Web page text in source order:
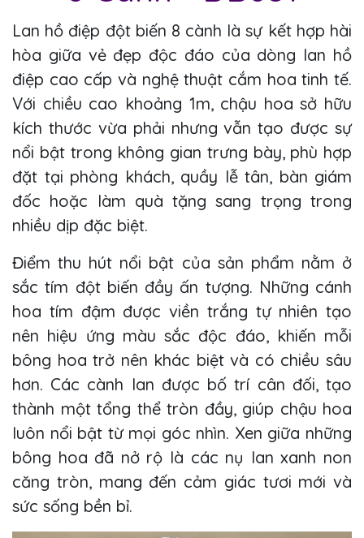
Lan hồ điệp đột biến 8 cành là sự kết hợp hài
hòa giữa vẻ đẹp độc đáo của dòng lan hồ
điệp cao cấp và nghệ thuật cắm hoa tinh tế.
Với chiều cao khoảng 1m, chậu hoa sở hữu
kích thước vừa phải nhưng vẫn tạo được sự
nổi bật trong không gian trưng bày, phù hợp
đặt tại phòng khách, quầy lễ tân, bàn giám
đốc hoặc làm quà tặng sang trọng trong
nhiều dịp đặc biệt.
Điểm thu hút nổi bật của sản phẩm nằm ở
sắc tím đột biến đầy ấn tượng. Những cánh
hoa tím đậm được viền trắng tự nhiên tạo
nên hiệu ứng màu sắc độc đáo, khiến mỗi
bông hoa trở nên khác biệt và có chiều sâu
hơn. Các cành lan được bố trí cân đối, tạo
thành một tổng thể tròn đầy, giúp chậu hoa
luôn nổi bật từ mọi góc nhìn. Xen giữa những
bông hoa đã nở rộ là các nụ lan xanh non
căng tròn, mang đến cảm giác tươi mới và
sức sống bền bỉ.